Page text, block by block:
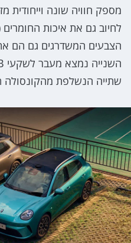
מספק חוויה שונה וייחודית
לחיוב גם את איכות החומרים
הצבעים המשדרגים גם הם
שתייה הנשלפת מהקונסולה